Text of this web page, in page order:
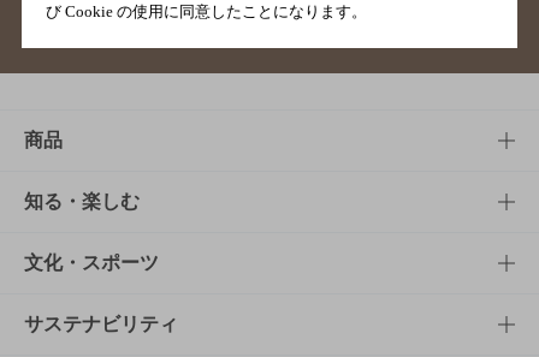
ご意見・ご感想
商品
商品TOP
商品一覧
商品発売情報
知る・楽しむ
知る・楽しむTOP
キャンペーン
文化・スポーツ
文化・スポーツTOP
サステナビリティ
び Cookie の使用に同意したことになります。